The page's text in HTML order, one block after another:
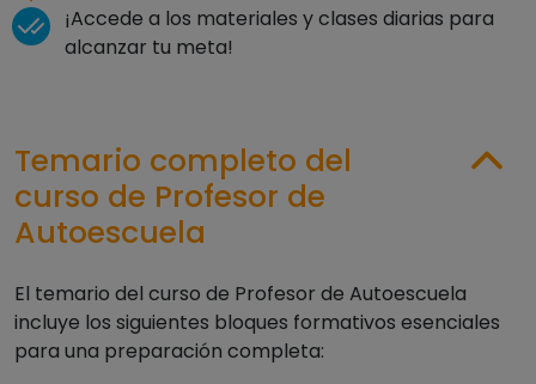
¡Accede a los materiales y clases diarias para
alcanzar tu meta!
Temario completo del
curso de Profesor de
Autoescuela
El temario del curso de Profesor de Autoescuela
incluye los siguientes bloques formativos esenciales
para una preparación completa: